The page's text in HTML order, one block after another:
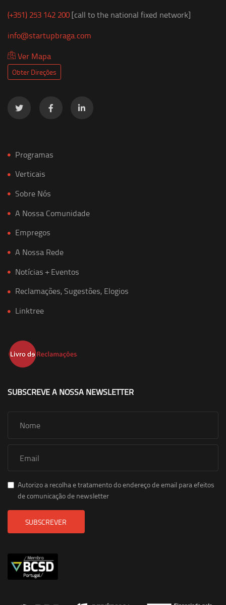
(+351) 253 142 200[call to the national fixed network]
info@startupbraga.com
Ver Mapa
Obter Direções
Programas
Verticais
Sobre Nós
A Nossa Comunidade
Empregos
A Nossa Rede
Notícias + Eventos
Reclamações, Sugestões, Elogios
Linktree
SUBSCREVE A NOSSA NEWSLETTER
Autorizo a recolha e tratamento do endereço de email para efeitos
de comunicação de newsletter
SUBSCREVER